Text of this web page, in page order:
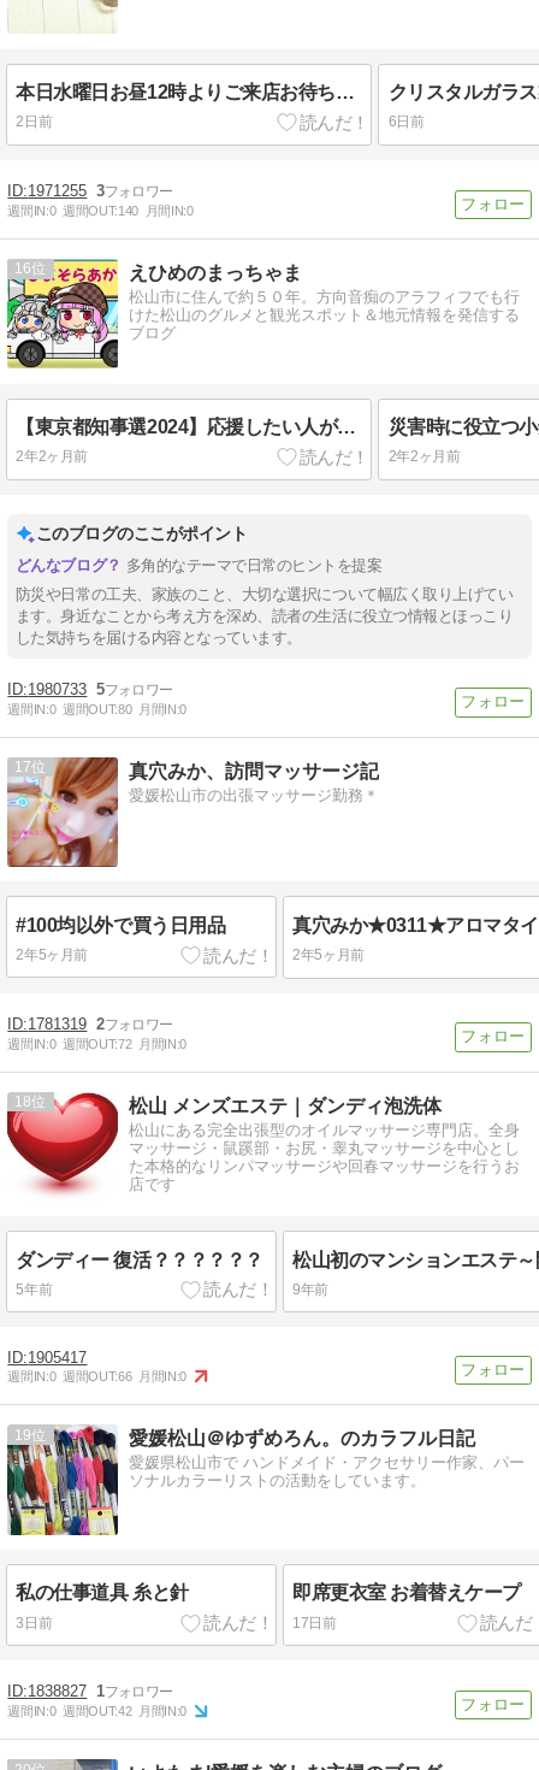
本日水曜日お昼12時よりご来店お待ちしています☆今日8月5日はBecause のレコーディング終了☆（Beatles:ビートルズ）
2日前 6日前
1971255 3
週間IN:0 週間OUT:140 月間IN:0
16 えひめのまっちゃま
松山市に住んで約５０年。方向音痴のアラフィフでも行
けた松山のグルメと観光スポット＆地元情報を発信する
ブログ
【東京都知事選2024】応援したい人がいます
2年2ヶ月前
災害時に役立つ
2年2ヶ月前
このブログのここがポイント
多角的なテーマで日常のヒントを提案
防災や日常の工夫、家族のこと、大切な選択について幅広く取り上げてい
ます。身近なことから考え方を深め、読者の生活に役立つ情報とほっこり
した気持ちを届ける内容となっています。
1980733 5
週間IN:0 週間OUT:80 月間IN:0
17 真穴みか、訪問マッサージ記
愛媛松山市の出張マッサージ勤務＊
#100均以外で買う日用品
2年5ヶ月前 2年5ヶ月前
1781319 2
週間IN:0 週間OUT:72 月間IN:0
18 松山 メンズエステ｜ダンディ泡洗体
松山にある完全出張型のオイルマッサージ専門店。全身
マッサージ・鼠蹊部・お尻・睾丸マッサージを中心とし
た本格的なリンパマッサージや回春マッサージを行うお
店です
ダンディー 復活？？？？？？
5年前 9年前
1905417
週間IN:0 週間OUT:66 月間IN:0
19 愛媛松山＠ゆずめろん。のカラフル日記
愛媛県松山市で ハンドメイド・アクセサリー作家、パー
ソナルカラーリストの活動をしています。
私の仕事道具 糸と針
3日前
即席更衣室 お着替えケープ
17日前
1838827 1
週間IN:0 週間OUT:42 月間IN:0